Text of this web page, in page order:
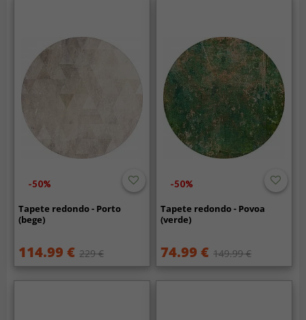
-50%
Tapete redondo - Porto
(bege)
114.99 € 229 €
-50%
Tapete redondo - Povoa
(verde)
74.99 € 149.99 €